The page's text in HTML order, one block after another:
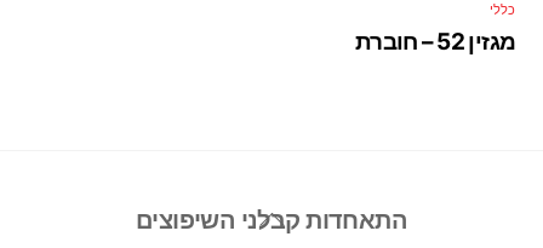
כללי
מגזין 52 – חוברת
Back
To
התאחדות קבלני השיפוצים